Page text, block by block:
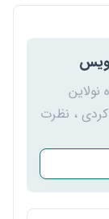
، نظرت